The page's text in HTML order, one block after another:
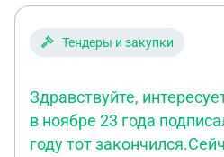
Тендеры и закупки
Здравствуйте,
в ноябре 23 года
году тот